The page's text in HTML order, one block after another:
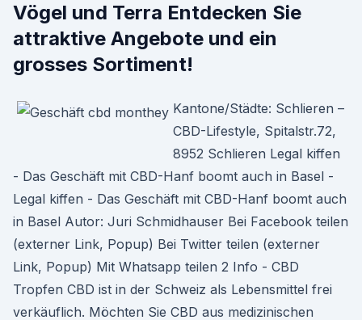
Vögel und Terra Entdecken Sie
attraktive Angebote und ein
grosses Sortiment!
Kantone/Städte: Schlieren –
CBD-Lifestyle, Spitalstr.72,
8952 Schlieren Legal kiffen
- Das Geschäft mit CBD-Hanf boomt auch in Basel -
Legal kiffen - Das Geschäft mit CBD-Hanf boomt auch
in Basel Autor: Juri Schmidhauser Bei Facebook teilen
(externer Link, Popup) Bei Twitter teilen (externer
Link, Popup) Mit Whatsapp teilen 2 Info - CBD
Tropfen CBD ist in der Schweiz als Lebensmittel frei
verkäuflich. Möchten Sie CBD aus medizinischen